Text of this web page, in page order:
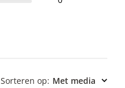
Sorteren op: Met media